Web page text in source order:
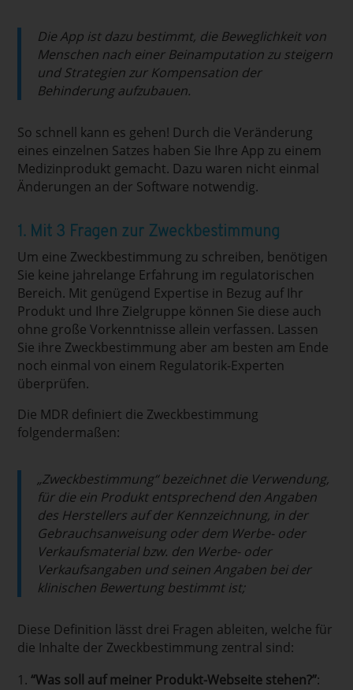
Die App ist dazu bestimmt, die Beweglichkeit von
Menschen nach einer Beinamputation zu steigern
und Strategien zur Kompensation der
Behinderung aufzubauen.
So schnell kann es gehen! Durch die Veränderung
eines einzelnen Satzes haben Sie Ihre App zu einem
Medizinprodukt gemacht. Dazu waren nicht einmal
Änderungen an der Software notwendig.
1. Mit 3 Fragen zur Zweckbestimmung
Um eine Zweckbestimmung zu schreiben, benötigen
Sie keine jahrelange Erfahrung im regulatorischen
Bereich. Mit genügend Expertise in Bezug auf Ihr
Produkt und Ihre Zielgruppe können Sie diese auch
ohne große Vorkenntnisse allein verfassen. Lassen
Sie ihre Zweckbestimmung aber am besten am Ende
noch einmal von einem Regulatorik-Experten
überprüfen.
Die MDR definiert die Zweckbestimmung
folgendermaßen:
„Zweckbestimmung“ bezeichnet die Verwendung,
für die ein Produkt entsprechend den Angaben
des Herstellers auf der Kennzeichnung, in der
Gebrauchsanweisung oder dem Werbe- oder
Verkaufsmaterial bzw. den Werbe- oder
Verkaufsangaben und seinen Angaben bei der
klinischen Bewertung bestimmt ist;
Diese Definition lässt drei Fragen ableiten, welche für
die Inhalte der Zweckbestimmung zentral sind:
“Was soll auf meiner Produkt-Webseite stehen?”: